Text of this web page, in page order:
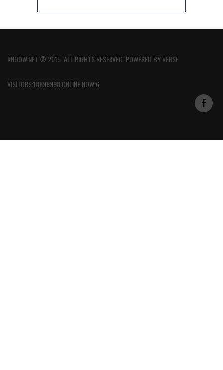
KNOOW.NET © 2015. ALL RIGHTS RESERVED. POWERED BYVERSE
VISITORS:18898998 ONLINE NOW:6